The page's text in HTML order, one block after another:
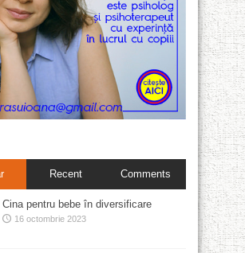
Recent Comments
Cina pentru bebe în diversificare
16 octombrie 2023